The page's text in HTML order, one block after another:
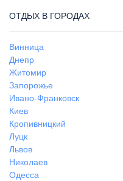
ОТДЫХ В ГОРОДАХ
Винница
Днепр
Житомир
Запорожье
Ивано-Франковск
Киев
Кропивницкий
Луцк
Львов
Николаев
Одесса